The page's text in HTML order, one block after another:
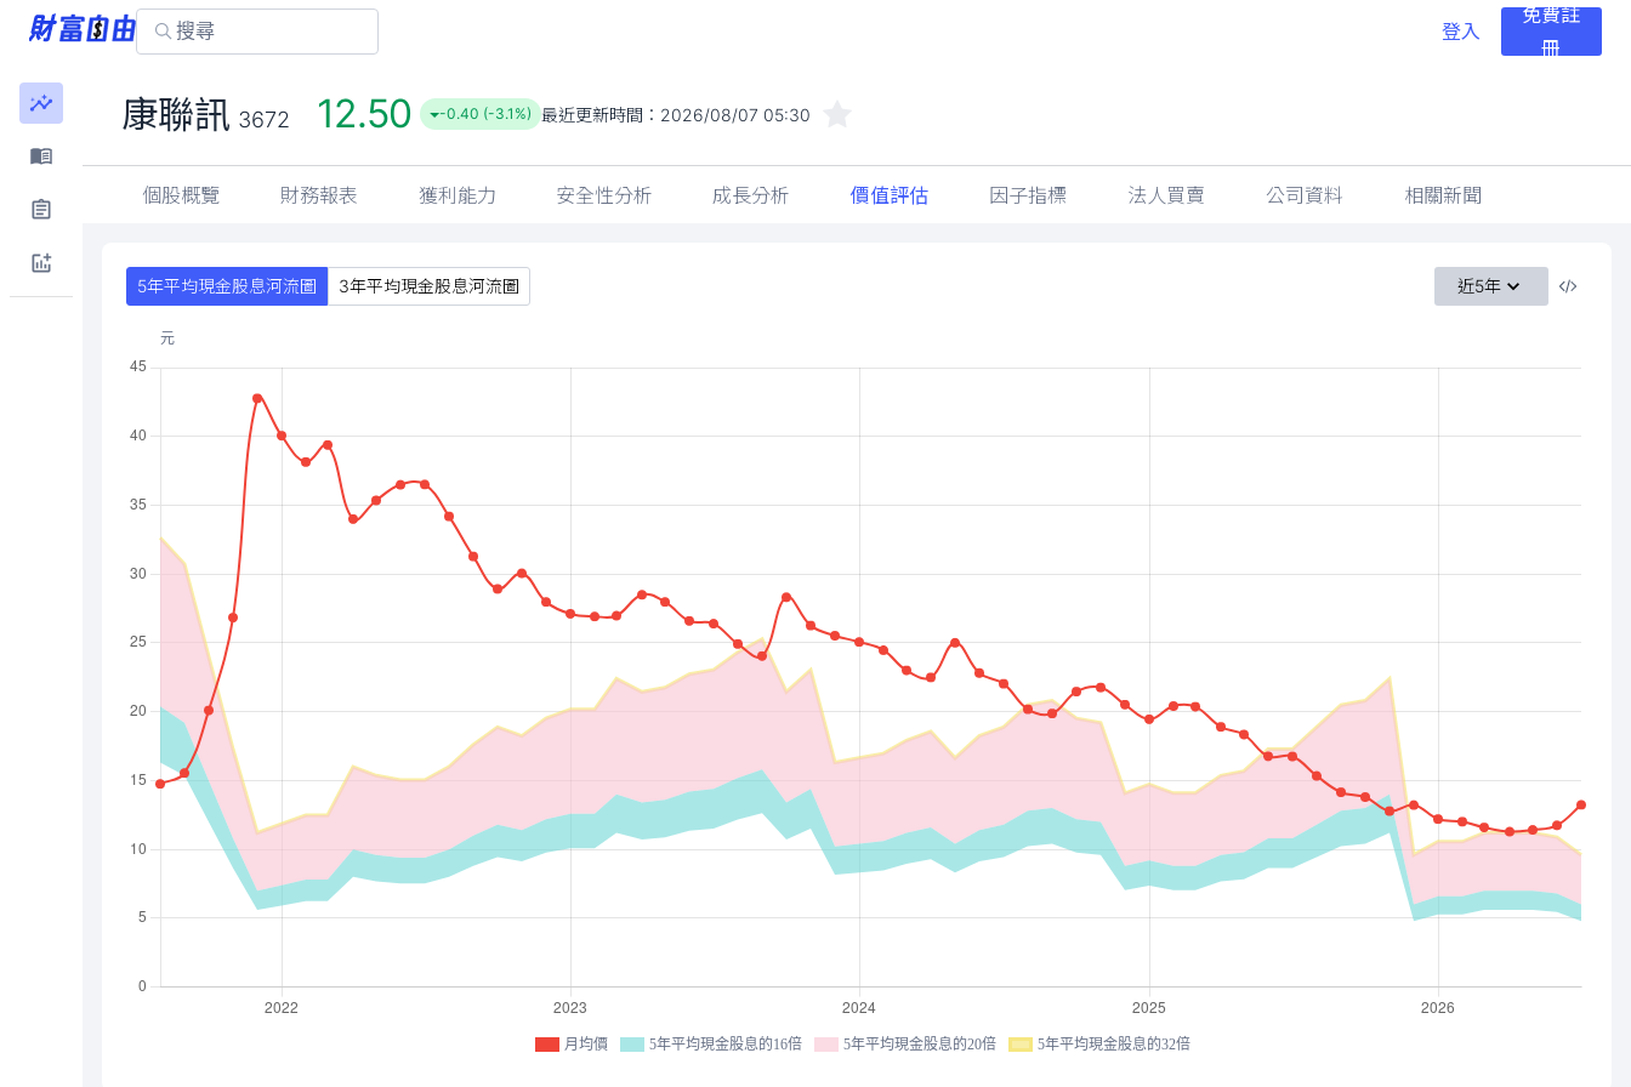
登入
免費註
冊
康聯訊 3672 12.50 -0.40 (-3.1%) 最近更新時間： 2026/08/07 05:30
個股概覽 財務報表 獲利能力 安全性分析 成長分析 價值評估 因子指標 法人買賣 公司資料 相關新聞
5年平均現金股息河流圖 3年平均現金股息河流圖 近5年
月均價 5年平均現金股息的16倍 5年平均現金股息的20倍 5年平均現金股息的32倍